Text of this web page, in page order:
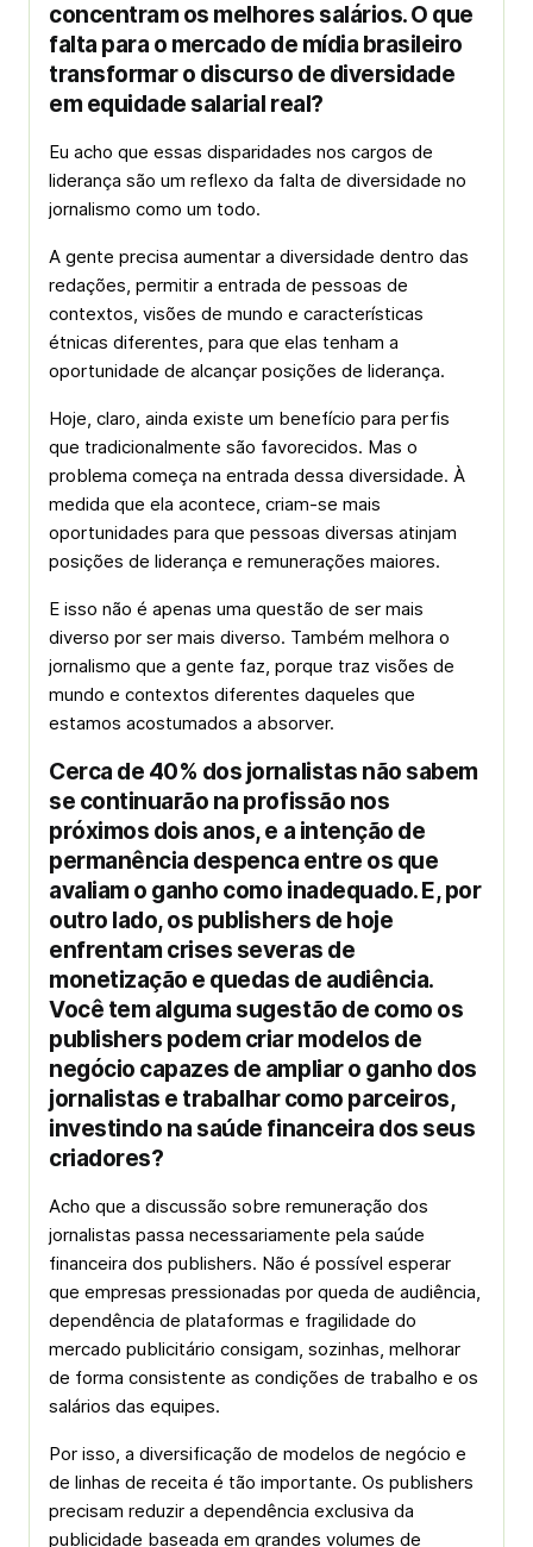
concentram os melhores salários. O que
falta para o mercado de mídia brasileiro
transformar o discurso de diversidade
em equidade salarial real?
Eu acho que essas disparidades nos cargos de
liderança são um reflexo da falta de diversidade no
jornalismo como um todo.
A gente precisa aumentar a diversidade dentro das
redações, permitir a entrada de pessoas de
contextos, visões de mundo e características
étnicas diferentes, para que elas tenham a
oportunidade de alcançar posições de liderança.
Hoje, claro, ainda existe um benefício para perfis
que tradicionalmente são favorecidos. Mas o
problema começa na entrada dessa diversidade. À
medida que ela acontece, criam-se mais
oportunidades para que pessoas diversas atinjam
posições de liderança e remunerações maiores.
E isso não é apenas uma questão de ser mais
diverso por ser mais diverso. Também melhora o
jornalismo que a gente faz, porque traz visões de
mundo e contextos diferentes daqueles que
estamos acostumados a absorver.
Cerca de 40% dos jornalistas não sabem
se continuarão na profissão nos
próximos dois anos, e a intenção de
permanência despenca entre os que
avaliam o ganho como inadequado. E, por
outro lado, os publishers de hoje
enfrentam crises severas de
monetização e quedas de audiência.
Você tem alguma sugestão de como os
publishers podem criar modelos de
negócio capazes de ampliar o ganho dos
jornalistas e trabalhar como parceiros,
investindo na saúde financeira dos seus
criadores?
Acho que a discussão sobre remuneração dos
jornalistas passa necessariamente pela saúde
financeira dos publishers. Não é possível esperar
que empresas pressionadas por queda de audiência,
dependência de plataformas e fragilidade do
mercado publicitário consigam, sozinhas, melhorar
de forma consistente as condições de trabalho e os
salários das equipes.
Por isso, a diversificação de modelos de negócio e
de linhas de receita é tão importante. Os publishers
precisam reduzir a dependência exclusiva da
publicidade baseada em grandes volumes de